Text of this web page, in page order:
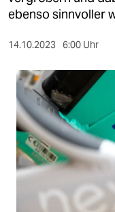
wahrheit
verlag
verlag
veranstaltungen
ebenso sinnvoller
14.10.2023 6:00 Uhr